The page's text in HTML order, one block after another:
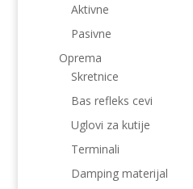
Aktivne
Pasivne
Oprema
Skretnice
Bas refleks cevi
Uglovi za kutije
Terminali
Damping materijal